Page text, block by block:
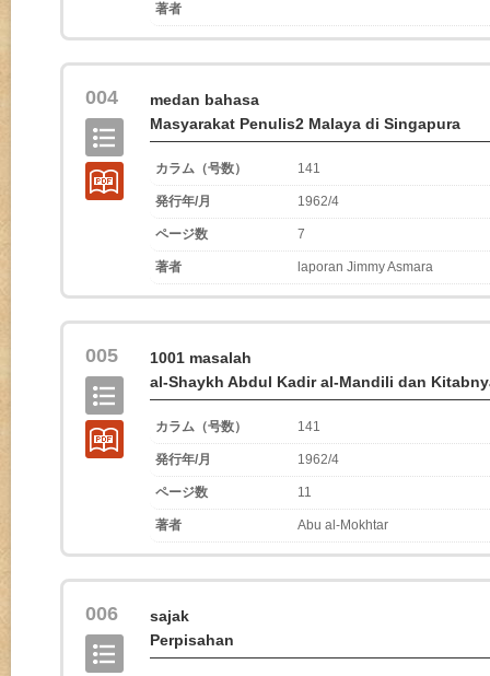
著者
004
medan bahasa
Masyarakat Penulis2 Malaya di Singapura
カラム（号数） 141
発行年/月 1962/4
ページ数 7
著者 laporan Jimmy Asmara
005
1001 masalah
al-Shaykh Abdul Kadir al-Mandili dan
カラム（号数） 141
発行年/月 1962/4
ページ数 11
著者 Abu al-Mokhtar
006
sajak
Perpisahan